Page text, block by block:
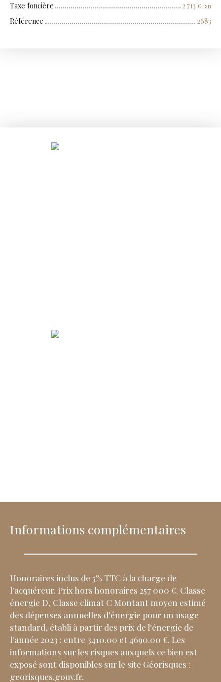
Taxe foncière
2 713 € /an
Référence 2683
Informations complémentaires
Honoraires inclus de 5% TTC à la charge de
l'acquéreur. Prix hors honoraires 257 000 €. Classe
énergie D, Classe climat C Montant moyen estimé
des dépenses annuelles d'énergie pour un usage
standard, établi à partir des prix de l'énergie de
l'année 2023 : entre 3410.00 et 4690.00 €. Les
informations sur les risques auxquels ce bien est
exposé sont disponibles sur le site Géorisques :
georisques.gouv.fr.